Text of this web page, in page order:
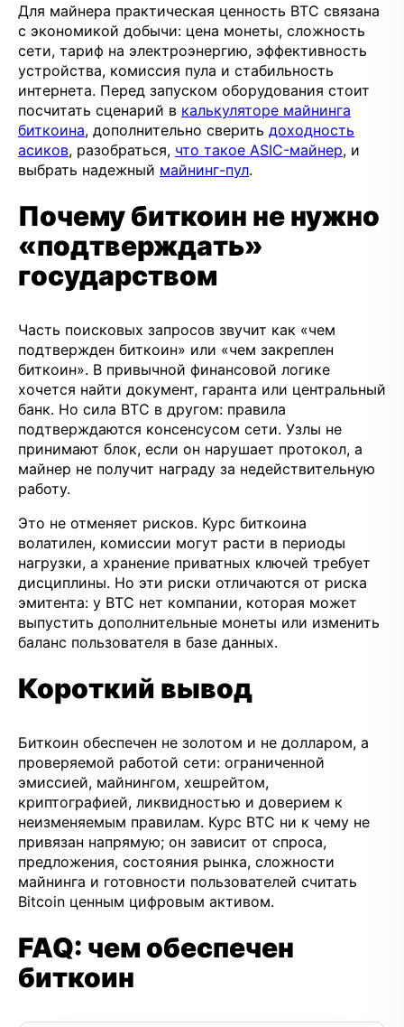
Для майнера практическая ценность BTC связана
с экономикой добычи: цена монеты, сложность
сети, тариф на электроэнергию, эффективность
устройства, комиссия пула и стабильность
интернета. Перед запуском оборудования стоит
посчитать сценарий в калькуляторе майнинга
биткоина, дополнительно сверить доходность
асиков, разобраться, что такое ASIC-майнер, и
выбрать надежный майнинг-пул.
Почему биткоин не нужно
«подтверждать»
государством
Часть поисковых запросов звучит как «чем
подтвержден биткоин» или «чем закреплен
биткоин». В привычной финансовой логике
хочется найти документ, гаранта или центральный
банк. Но сила BTC в другом: правила
подтверждаются консенсусом сети. Узлы не
принимают блок, если он нарушает протокол, а
майнер не получит награду за недействительную
работу.
Это не отменяет рисков. Курс биткоина
волатилен, комиссии могут расти в периоды
нагрузки, а хранение приватных ключей требует
дисциплины. Но эти риски отличаются от риска
эмитента: у BTC нет компании, которая может
выпустить дополнительные монеты или изменить
баланс пользователя в базе данных.
Короткий вывод
Биткоин обеспечен не золотом и не долларом, а
проверяемой работой сети: ограниченной
эмиссией, майнингом, хешрейтом,
криптографией, ликвидностью и доверием к
неизменяемым правилам. Курс BTC ни к чему не
привязан напрямую; он зависит от спроса,
предложения, состояния рынка, сложности
майнинга и готовности пользователей считать
Bitcoin ценным цифровым активом.
FAQ: чем обеспечен
биткоин